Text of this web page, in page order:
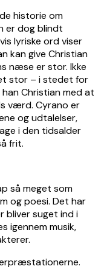
historie om
er dog blindt
lyriske ord viser
kan give Christian
næse er stor. Ikke
stor – i stedet for
Christian med at
værd. Cyrano er
og udtalelser,
i den tidsalder
frit.
så meget som
og poesi. Det har
bliver suget ind i
igennem musik,